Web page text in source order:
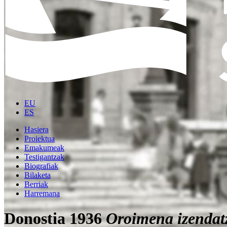
EU
ES
Hasiera
Proiektua
Emakumeak
Testigantzak
Biografiak
Bilaketa
Berriak
Harremana
Donostia 1936Oroimena